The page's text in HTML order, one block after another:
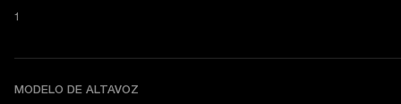
1
MODELO DE ALTAVOZ